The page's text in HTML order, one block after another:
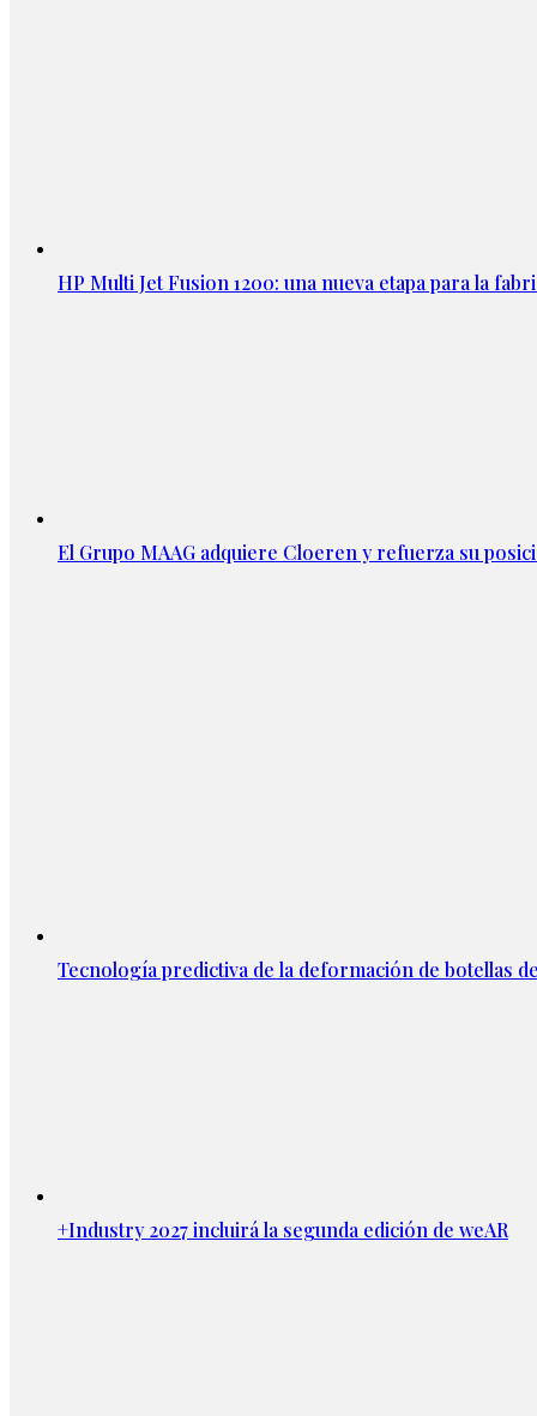
HP Multi Jet Fusion 1200: una nueva etapa para la
El Grupo MAAG adquiere Cloeren y refuerza su
Tecnología predictiva de la deformación de botellas
+Industry 2027 incluirá la segunda edición de weAR